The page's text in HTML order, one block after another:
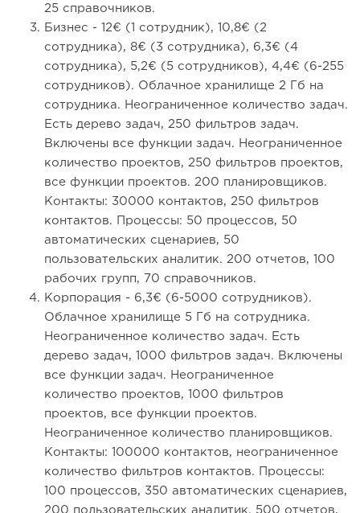
25 справочников.
Бизнес - 12€ (1 сотрудник), 10,8€ (2
сотрудника), 8€ (3 сотрудника), 6,3€ (4
сотрудника), 5,2€ (5 сотрудников), 4,4€ (6-255
сотрудников). Облачное хранилище 2 Гб на
сотрудника. Неограниченное количество задач.
Есть дерево задач, 250 фильтров задач.
Включены все функции задач. Неограниченное
количество проектов, 250 фильтров проектов,
все функции проектов. 200 планировщиков.
Контакты: 30000 контактов, 250 фильтров
контактов. Процессы: 50 процессов, 50
автоматических сценариев, 50
пользовательских аналитик. 200 отчетов, 100
рабочих групп, 70 справочников.
Корпорация - 6,3€ (6-5000 сотрудников).
Облачное хранилище 5 Гб на сотрудника.
Неограниченное количество задач. Есть
дерево задач, 1000 фильтров задач. Включены
все функции задач. Неограниченное
количество проектов, 1000 фильтров
проектов, все функции проектов.
Неограниченное количество планировщиков.
Контакты: 100000 контактов, неограниченное
количество фильтров контактов. Процессы:
100 процессов, 350 автоматических сценариев,
200 пользовательских аналитик. 500 отчетов,